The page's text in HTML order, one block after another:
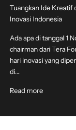
Tuangkan Ide Kreatif
Inovasi Indonesia
Ada apa di tanggal 1
chairman dari Tera
hari inovasi yang
di...
Read more